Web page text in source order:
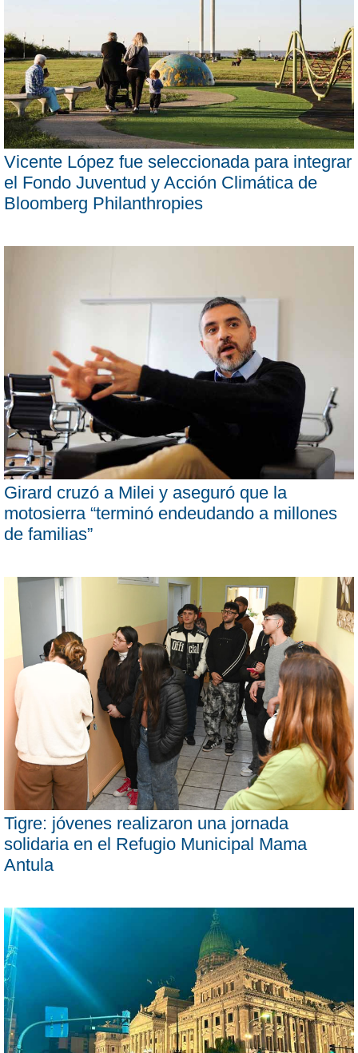
Vicente López fue seleccionada para integrar
el Fondo Juventud y Acción Climática de
Bloomberg Philanthropies
Girard cruzó a Milei y aseguró que la
motosierra “terminó endeudando a millones
de familias”
Tigre: jóvenes realizaron una jornada
solidaria en el Refugio Municipal Mama
Antula